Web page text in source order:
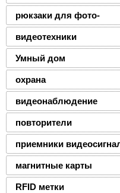
рюкзаки для фото-
видеотехники
Умный дом
охрана
видеонаблюдение
повторители
приемники
магнитные карты
RFID метки